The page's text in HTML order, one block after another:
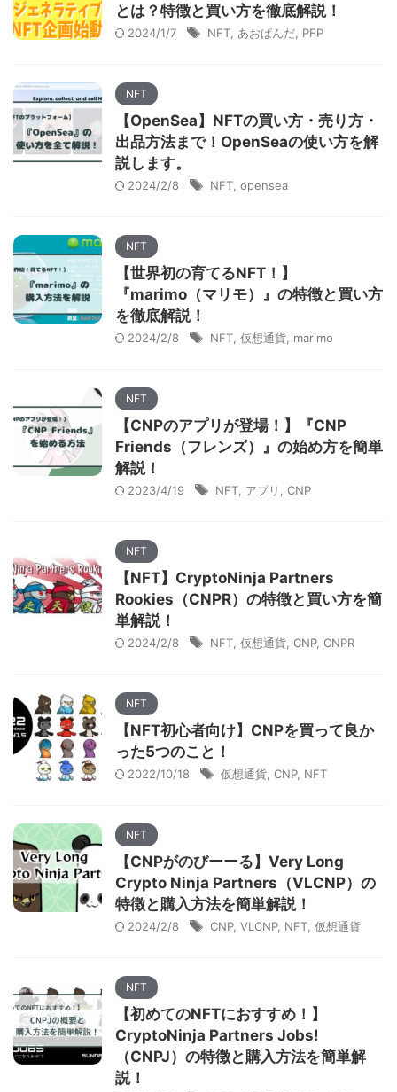
とは？特徴と買い方を徹底解説！
2024/1/7 NFT あおぱんだ PFP
NFT
【OpenSea】NFTの買い方・売り方・
出品方法まで！OpenSeaの使い方を解
説します。
2024/2/8 NFT opensea
NFT
【世界初の育てるNFT！】
『marimo（マリモ）』の特徴と買い方
を徹底解説！
2024/2/8 NFT 仮想通貨 marimo
NFT
【CNPのアプリが登場！】『CNP
Friends（フレンズ）』の始め方を簡単
解説！
2023/4/19 NFT アプリ CNP
NFT
【NFT】CryptoNinja Partners
Rookies（CNPR）の特徴と買い方を簡
単解説！
2024/2/8 NFT 仮想通貨 CNP, CNPR
NFT
【NFT初心者向け】CNPを買って良か
った5つのこと！
2022/10/18 仮想通貨 CNP, NFT
NFT
【CNPがのびーーる】Very Long
Crypto Ninja Partners（VLCNP）の
特徴と購入方法を簡単解説！
2024/2/8 CNP, VLCNP, NFT 仮想通貨
NFT
【初めてのNFTにおすすめ！】
CryptoNinja Partners Jobs!
（CNPJ）の特徴と購入方法を簡単解
説！